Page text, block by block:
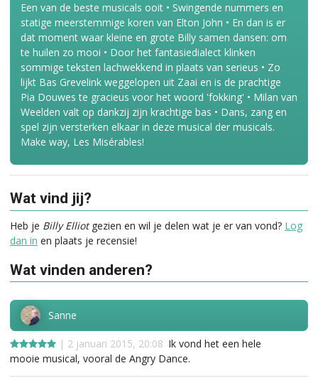
Een van de beste musicals ooit • Swingende nummers en
statige meerstemmige koren van Elton John • En dan is er
dat moment waar kleine en grote Billy samen dansen: om
te huilen zo mooi • Door het fantasiedialect klinken
sommige teksten lachwekkend in plaats van serieus • Zo
lijkt Bas Grevelink weggelopen uit Zaai en is de prachtige
Pia Douwes te gracieus voor het woord 'fokking' • Milan van
Weelden valt op dankzij zijn krachtige bas • Dans, zang en
spel zijn versterken elkaar in deze musical der musicals.
Make way, Les Misérables!
Wat vind jij?
Heb je Billy Elliotgezien en wil je delen wat je er van vond? Log
dan in en plaats je recensie!
Wat vinden anderen?
Sanne
| 2 januari 2015, 20:08 Ik vond het een hele
mooie musical, vooral de Angry Dance.